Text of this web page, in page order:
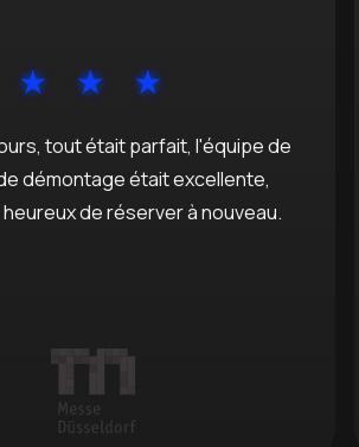
tout était parfait, l'équipe de
démontage était excellente,
de réserver à nouveau.